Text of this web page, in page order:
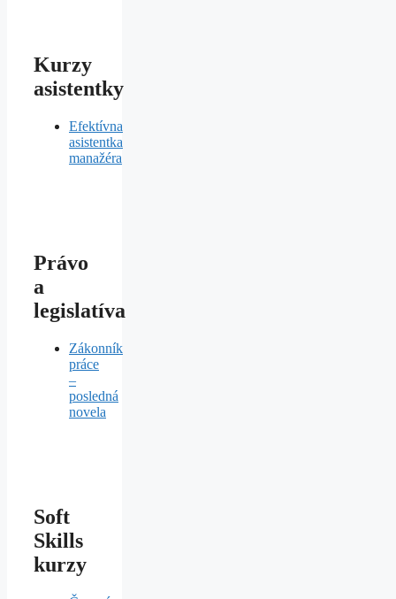
Kurzy
asistentky
Efektívna
asistentka
manažéra
Právo
a
legislatíva
Zákonník
práce
–
posledná
novela
Soft
Skills
kurzy